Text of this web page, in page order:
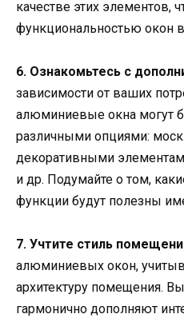
качестве этих элементов,
функциональностью окон
6. Ознакомьтесь с
зависимости от ваших
алюминиевые окна могут
различными опциями:
декоративными
и др. Подумайте о том,
функции будут полезны
7. Учтите стиль
алюминиевых окон,
архитектуру помещения.
гармонично дополняют